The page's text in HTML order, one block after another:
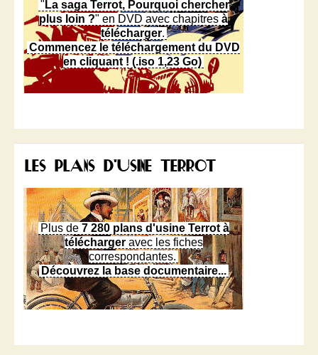
" La saga Terrot, Pourquoi chercher
plus loin ?" en DVD avec chapitres à
télécharger.
Commencez le téléchargement du DVD
en cliquant ! (.iso 1,23 Go)
LES PLANS D'USINE TERROT
Plus de 7 280 plans d'usine Terrot à
téléchargeravec les fiches
correspondantes.
Découvrez la base documentaire...